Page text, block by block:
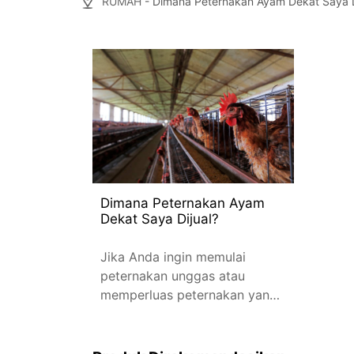
Dimana Peternakan Ayam
Dekat Saya Dijual?
Jika Anda ingin memulai
peternakan unggas atau
memperluas peternakan yang